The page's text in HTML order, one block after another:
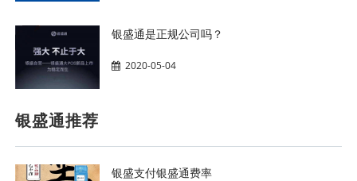
银盛通是正规公司吗？
2020-05-04
银盛通推荐
银盛支付银盛通费率